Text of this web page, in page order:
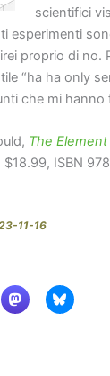
scientifici
esperimenti
proprio di no.
“ha ha only
che mi hanno
The
ISBN
11-16